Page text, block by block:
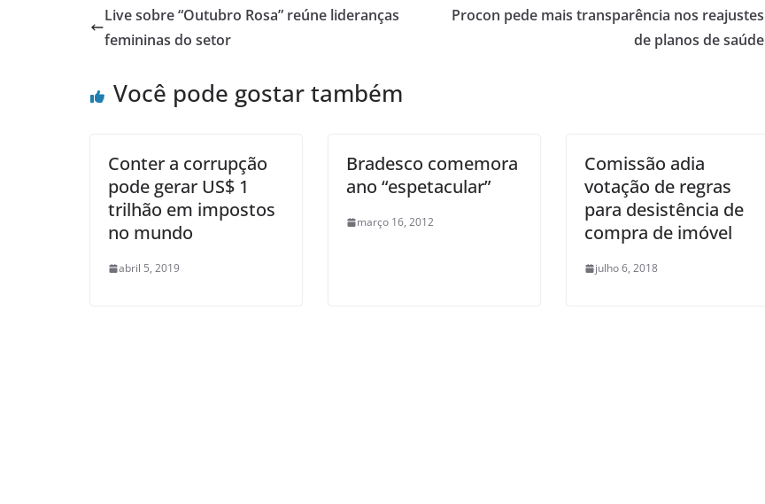
Live sobre “Outubro Rosa” reúne lideranças
femininas do setor
Procon pede mais transparência nos reajustes
de planos de saúde
Você pode gostar também
Conter a corrupção
pode gerar US$ 1
trilhão em impostos
no mundo
abril 5, 2019
Bradesco comemora
ano “espetacular”
março 16, 2012
Comissão adia
votação de regras
para desistência de
compra de imóvel
julho 6, 2018